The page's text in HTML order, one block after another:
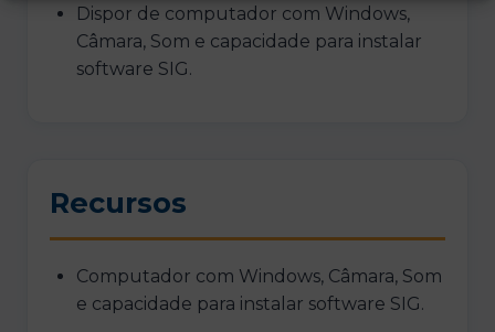
Dispor de computador com Windows,
Câmara, Som e capacidade para instalar
software SIG.
Recursos
Computador com Windows, Câmara, Som
e capacidade para instalar software SIG.